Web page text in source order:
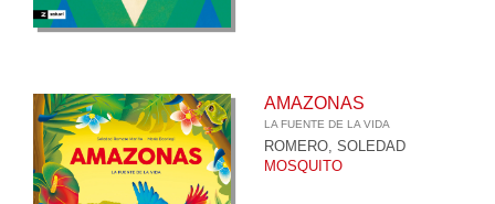
AMAZONAS
LA FUENTE DE LA VIDA
ROMERO, SOLEDAD
MOSQUITO